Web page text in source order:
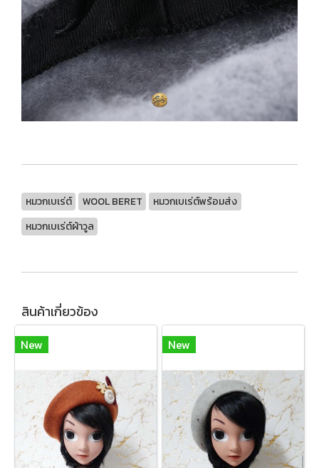
หมวกเบเร่ต์ WOOL BERET
หมวกเบเร่ต์พร้อมส่ง
หมวกเบเร่ต์ผ้าวูล
สินค้าเกี่ยวข้อง
New New